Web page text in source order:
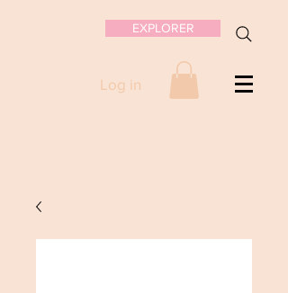
EXPLORER
Log in